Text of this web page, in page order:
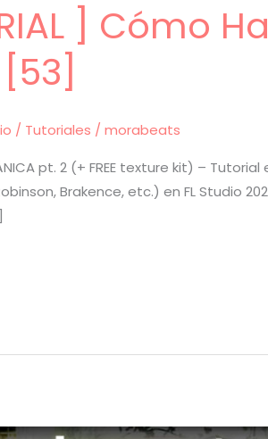
] Cómo
/ Tutoriales /morabeats
pt. 2 (+ FREE texture kit) –
Brakence, etc.) en FL Studio